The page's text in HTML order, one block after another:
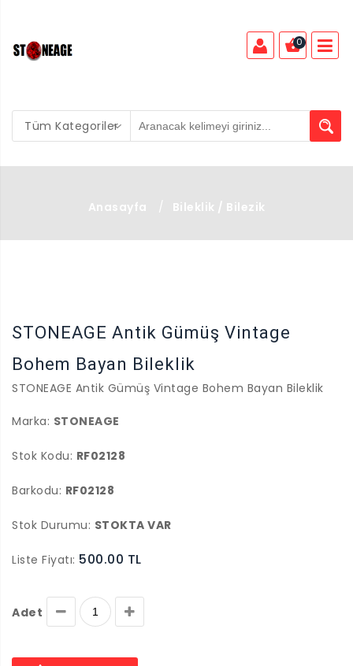
Tüm Kategoriler
0
Anasayfa / Bileklik / Bilezik
STONEAGE Antik Gümüş Vintage
Bohem Bayan Bileklik
STONEAGE Antik Gümüş Vintage Bohem Bayan Bileklik
Marka: STONEAGE
Stok Kodu: RF02128
Barkodu: RF02128
Stok Durumu: STOKTA VAR
Liste Fiyatı: 500.00 TL
Adet